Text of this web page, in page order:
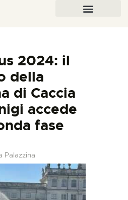
2024: il
della
di Caccia
accede
fase
Palazzina